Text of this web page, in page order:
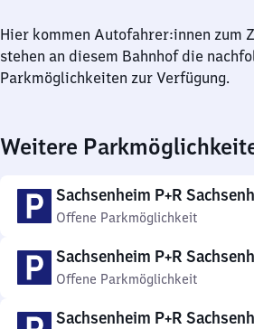
Hier kommen Autofahrer:innen zum
stehen an diesem Bahnhof die
Parkmöglichkeiten zur Verfügung.
Weitere
Sachsenheim P+R
Offene Parkmöglichkeit
Sachsenheim P+R
Offene Parkmöglichkeit
Sachsenheim P+R